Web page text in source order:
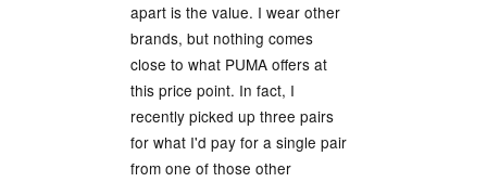
apart is the value. I wear other
brands, but nothing comes
close to what PUMA offers at
this price point. In fact, I
recently picked up three pairs
for what I'd pay for a single pair
from one of those other